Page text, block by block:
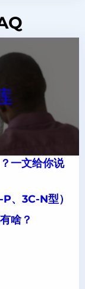
一文给你说
、3C-N型）
啥？